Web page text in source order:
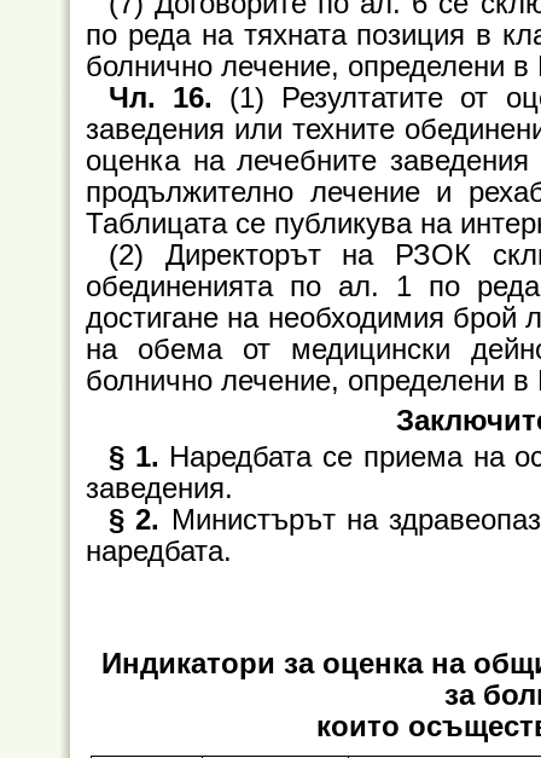
по реда на тяхната позиция в
болнично лечение, определени
Чл. 16. (1) Резултатите от
заведения или техните
оценка на лечебните
продължително лечение и
Таблицата се публикува на
(2) Директорът на РЗОК
обединенията по ал. 1 по
достигане на необходимия брой
на обема от медицински
болнично лечение, определени
§ 1. Наредбата се приема на
заведения.
§ 2. Министърът на
наредбата.
Индикатори за оценка на
за
които